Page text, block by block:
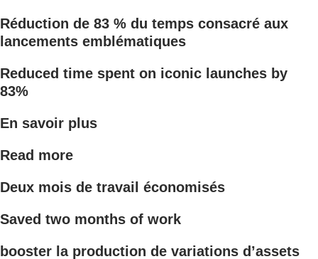
Réduction de 83 % du temps consacré aux
lancements emblématiques
Reduced time spent on iconic launches by
83%
En savoir plus
Read more
Deux mois de travail économisés
Saved two months of work
booster la production de variations d’assets